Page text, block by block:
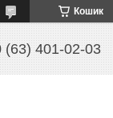
Кошик
(63) 401-02-03